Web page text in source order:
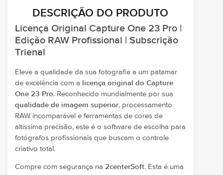
DESCRIÇÃO DO PRODUTO
Licença Original Capture One 23 Pro |
Edição RAW Profissional | Subscrição
Trienal
Eleve a qualidade da sua fotografia a um patamar
de excelência com a licença original do Capture
One 23 Pro. Reconhecido mundialmente por sua
qualidade de imagem superior, processamento
RAW incomparável e ferramentas de cores de
altíssima precisão, este é o software de escolha para
fotógrafos profissionais que buscam o controle
criativo total.
Compre com segurança na 2centerSoft. Esta é uma